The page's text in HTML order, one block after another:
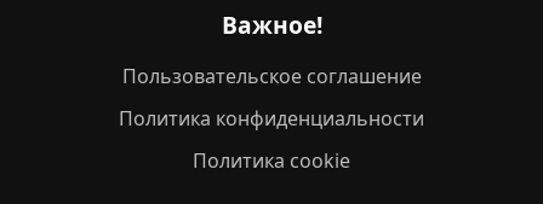
Важное!
Пользовательское соглашение
Политика конфиденциальности
Политика cookie